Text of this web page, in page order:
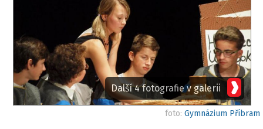
Další 4 fotografie v galerii
foto: Gymnázium Příbram